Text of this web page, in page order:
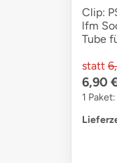
Clip:
lfm
Tube
statt
6,90
1